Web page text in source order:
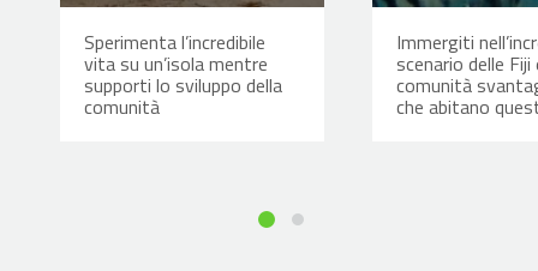
Sperimenta l’incredibile
vita su un’isola mentre
supporti lo sviluppo della
comunità
Immergiti
scenario delle
comunità
che abitano